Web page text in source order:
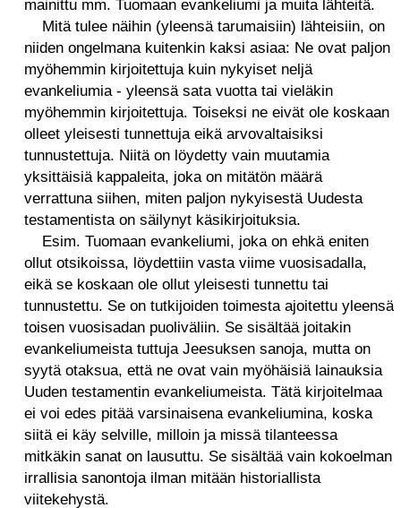
mainittu mm. Tuomaan evankeliumi ja muita lähteitä.
Mitä tulee näihin (yleensä tarumaisiin) lähteisiin, on
niiden ongelmana kuitenkin kaksi asiaa: Ne ovat paljon
myöhemmin kirjoitettuja kuin nykyiset neljä
evankeliumia - yleensä sata vuotta tai vieläkin
myöhemmin kirjoitettuja. Toiseksi ne eivät ole koskaan
olleet yleisesti tunnettuja eikä arvovaltaisiksi
tunnustettuja. Niitä on löydetty vain muutamia
yksittäisiä kappaleita, joka on mitätön määrä
verrattuna siihen, miten paljon nykyisestä Uudesta
testamentista on säilynyt käsikirjoituksia.
Esim. Tuomaan evankeliumi, joka on ehkä eniten
ollut otsikoissa, löydettiin vasta viime vuosisadalla,
eikä se koskaan ole ollut yleisesti tunnettu tai
tunnustettu. Se on tutkijoiden toimesta ajoitettu yleensä
toisen vuosisadan puoliväliin. Se sisältää joitakin
evankeliumeista tuttuja Jeesuksen sanoja, mutta on
syytä otaksua, että ne ovat vain myöhäisiä lainauksia
Uuden testamentin evankeliumeista. Tätä kirjoitelmaa
ei voi edes pitää varsinaisena evankeliumina, koska
siitä ei käy selville, milloin ja missä tilanteessa
mitkäkin sanat on lausuttu. Se sisältää vain kokoelman
irrallisia sanontoja ilman mitään historiallista
viitekehystä.